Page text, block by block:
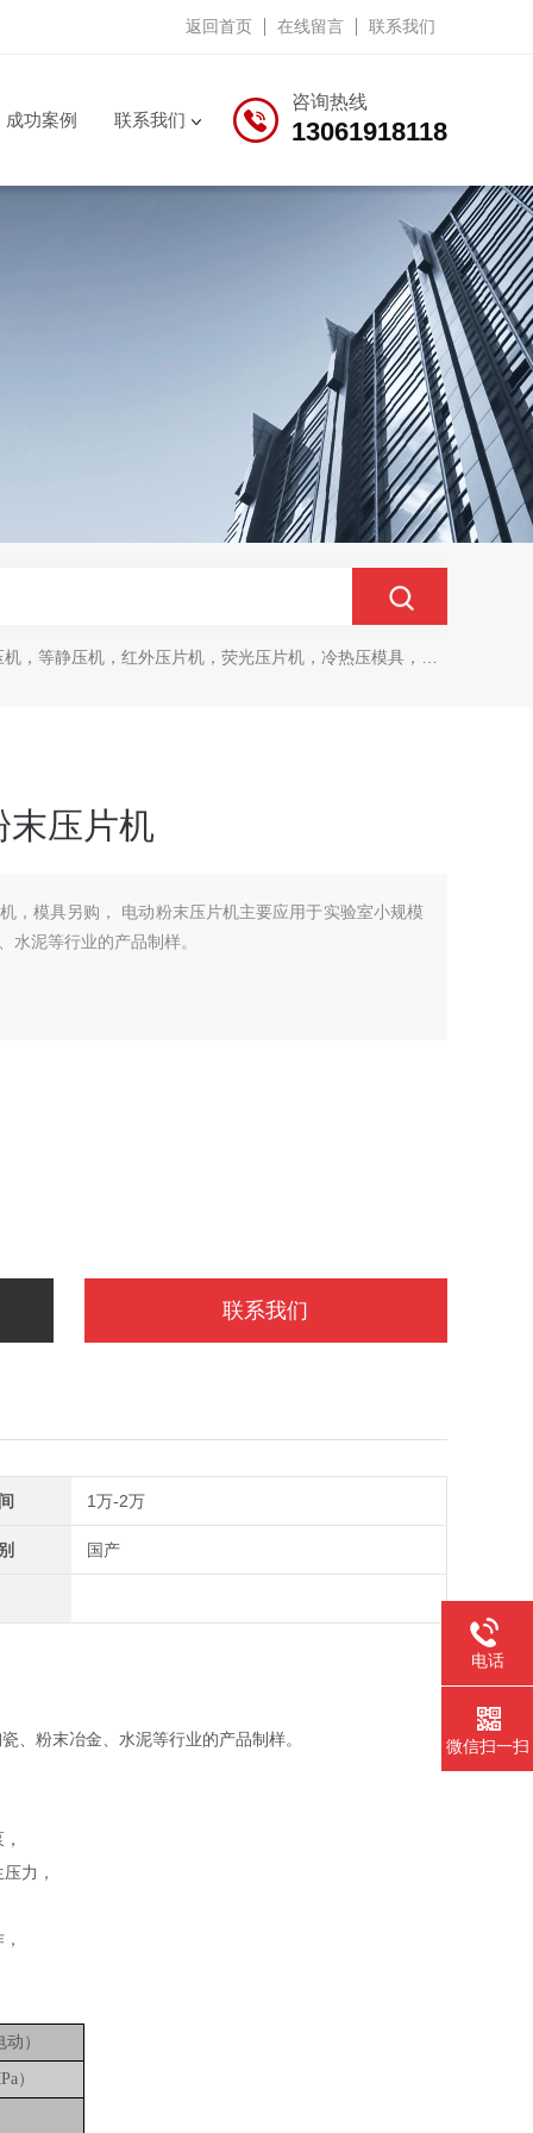
返回首页 在线留言 联系我们
咨询热线
13061918118
成功案例 联系我们
等静压机，红外压片机，荧光压片机，冷热压模具，马弗炉，干燥箱
末压片机
，模具另购， 电动粉末压片机主要应用于实验室小规模
水泥等行业的产品制样。
联系我们
1万-2万
国产
、粉末冶金、水泥等行业的产品制样。
力，
）
）
电话
微信扫一扫